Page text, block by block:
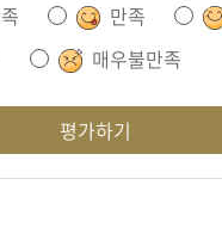
만족
매우불만족
평가하기